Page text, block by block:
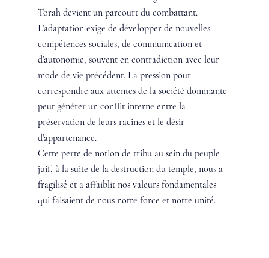
Torah devient un parcourt du combattant.
L'adaptation exige de développer de nouvelles
compétences sociales, de communication et
d'autonomie, souvent en contradiction avec leur
mode de vie précédent. La pression pour
correspondre aux attentes de la société dominante
peut générer un conflit interne entre la
préservation de leurs racines et le désir
d'appartenance.
Cette perte de notion de tribu au sein du peuple
juif, à la suite de la destruction du temple, nous a
fragilisé et a affaiblit nos valeurs fondamentales
qui faisaient de nous notre force et notre unité.